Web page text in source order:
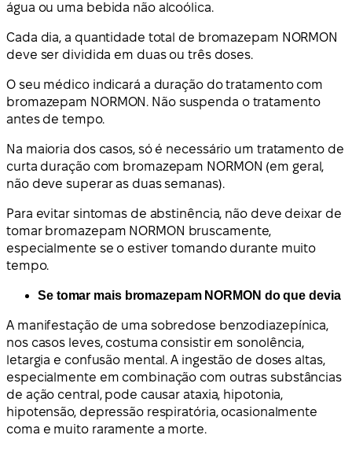
água ou uma bebida não alcoólica.
Cada dia, a quantidade total de bromazepam NORMON
deve ser dividida em duas ou três doses.
O seu médico indicará a duração do tratamento com
bromazepam NORMON. Não suspenda o tratamento
antes de tempo.
Na maioria dos casos, só é necessário um tratamento de
curta duração com bromazepam NORMON (em geral,
não deve superar as duas semanas).
Para evitar sintomas de abstinência, não deve deixar de
tomar bromazepam NORMON bruscamente,
especialmente se o estiver tomando durante muito
tempo.
Se tomar mais bromazepam NORMON do que devia
A manifestação de uma sobredose benzodiazepínica,
nos casos leves, costuma consistir em sonolência,
letargia e confusão mental. A ingestão de doses altas,
especialmente em combinação com outras substâncias
de ação central, pode causar ataxia, hipotonia,
hipotensão, depressão respiratória, ocasionalmente
coma e muito raramente a morte.